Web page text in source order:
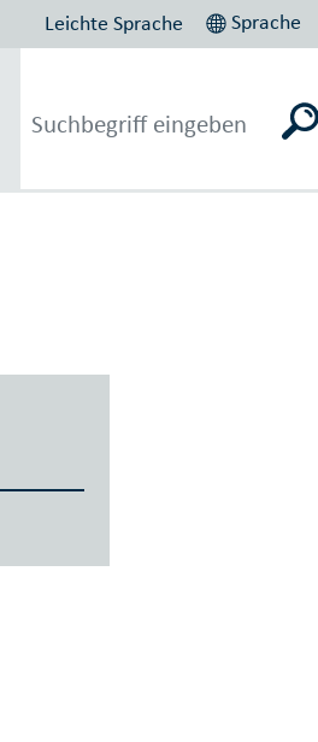
Leichte Sprache Sprache